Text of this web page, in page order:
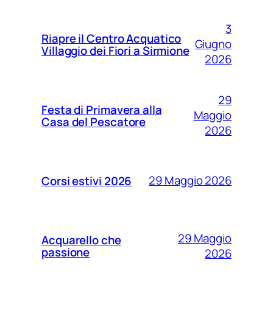
Riapre il Centro Acquatico
Villaggio dei Fiori a Sirmione
3
Giugno
2026
Festa di Primavera alla
Casa del Pescatore
29
Maggio
2026
Corsi estivi 2026 29 Maggio 2026
Acquarello che
passione
29 Maggio
2026